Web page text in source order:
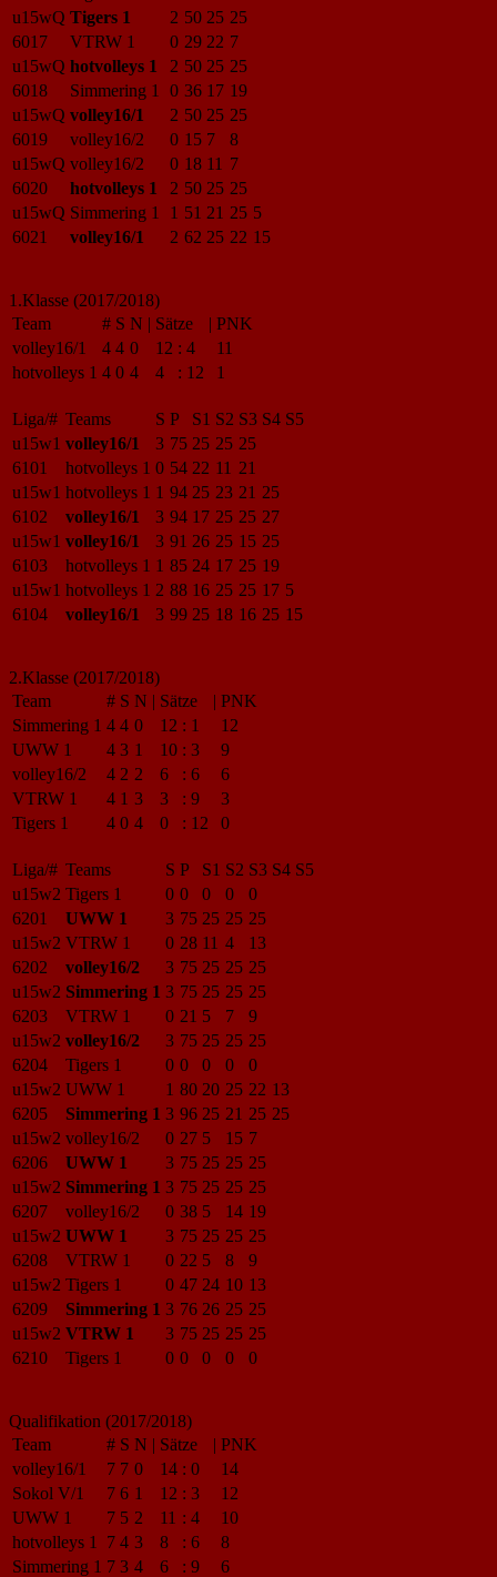
u15wQ Tigers 1 2 50 25 25
6017
VTRW 1 0 29 22 7
u15wQ hotvolleys 1 2 50 25 25
6018
Simmering 1 0 36 17 19
u15wQ volley16/1 2 50 25 25
6019
volley16/2 0 15 7
8
u15wQ volley16/2 0 18 11 7
6020
hotvolleys 1 2 50 25 25
u15wQ Simmering 1 1 51 21 25 5
6021
volley16/1 2 62 25 22 15
1.Klasse (2017/2018)
Team
# S N | Sätze | PNK
volley16/1
4 4 0 12 : 4
11
hotvolleys 1 4 0 4 4 : 12 1
Liga/# Teams S P S1 S2 S3 S4 S5
u15w1 volley16/1 3 75 25 25 25
6101
hotvolleys 1 0 54 22 11 21
u15w1 hotvolleys 1 1 94 25 23 21 25
6102
volley16/1 3 94 17 25 25 27
u15w1 volley16/1 3 91 26 25 15 25
6103
hotvolleys 1 1 85 24 17 25 19
u15w1 hotvolleys 1 2 88 16 25 25 17 5
6104
volley16/1 3 99 25 18 16 25 15
2.Klasse (2017/2018)
Team
# S N | Sätze | PNK
Simmering 1 4 4 0 12 : 1
12
UWW 1
4 3 1 10 : 3
9
volley16/2
4 2 2 6 : 6
6
VTRW 1
4 1 3 3 : 9
3
Tigers 1
4 0 4 0 : 12 0
Liga/# Teams S P S1 S2 S3 S4 S5
u15w2 Tigers 1 0 0 0 0
0
6201
UWW 1 3 75 25 25 25
u15w2 VTRW 1 0 28 11 4
13
6202
volley16/2 3 75 25 25 25
u15w2 Simmering 1 3 75 25 25 25
6203
VTRW 1 0 21 5 7
9
u15w2 volley16/2 3 75 25 25 25
6204
Tigers 1 0 0 0 0
0
u15w2 UWW 1 1 80 20 25 22 13
6205
Simmering 1 3 96 25 21 25 25
u15w2 volley16/2 0 27 5 15 7
6206
UWW 1 3 75 25 25 25
u15w2 Simmering 1 3 75 25 25 25
6207
volley16/2 0 38 5 14 19
u15w2 UWW 1 3 75 25 25 25
6208
VTRW 1 0 22 5 8
9
u15w2 Tigers 1 0 47 24 10 13
6209
Simmering 1 3 76 26 25 25
u15w2 VTRW 1 3 75 25 25 25
6210
Tigers 1 0 0 0 0 0
Qualifikation (2017/2018)
Team
# S N | Sätze | PNK
volley16/1
7 7 0 14 : 0
14
Sokol V/1
7 6 1 12 : 3
12
UWW 1
7 5 2 11 : 4
10
hotvolleys 1
7 4 3 8 : 6
8
Simmering 1 7 3 4 6 : 9
6